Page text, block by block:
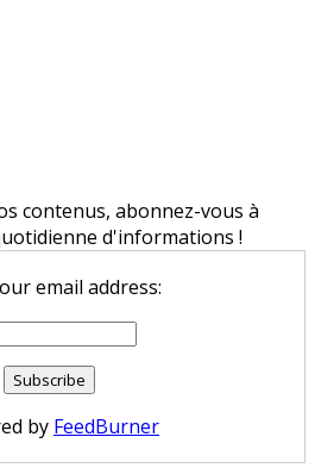
contenus, abonnez-vous à
d'informations !
email address:
by FeedBurner